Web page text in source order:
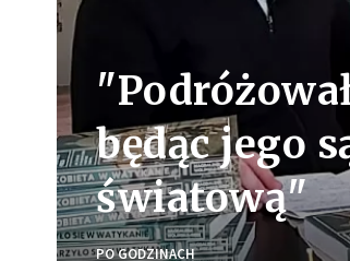
będąc jego
światową"
PO GODZINACH